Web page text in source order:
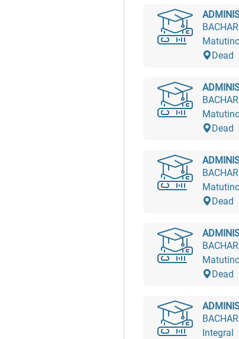
Dead
Dead
Dead
Dead
Integral